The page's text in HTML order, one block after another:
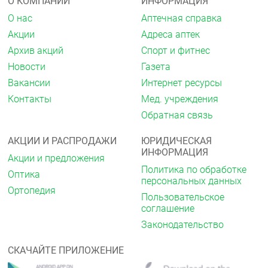
Применение при беременности и в период
грудного вскармливания
Применение при беременности
Блокаторы рецепторов
ангиотензина II
Применение блокаторов ангиотензина II во время
беременности противопоказано. Пациенткам,
планирующим беременность, следует перейти на
альтернативные варианты гипотензивной терапии
с установленным профилем безопасности. В
случае диагностики беременности во время
лечения терапию препаратом ЛОЗАП® ПЛЮС
следует немедленно прекратить и начать
альтернативное лечение.
Известно, что лечение БРА во время второго и
третьего триместров приводит к
функции почек, маловодие, задержка оссификации
О нас
Акции
Архив акций
Новости
Вакансии
Контакты
Аптечная справка
Адреса аптек
Спорт и фитнес
Газета
Интернет ресурсы
Мед. учреждения
Обратная связь
АКЦИИ И РАСПРОДАЖИ
Акции и предложения
Оптика
Ортопедия
ЮРИДИЧЕСКАЯ
ИНФОРМАЦИЯ
Политика по обработке
персональных данных
Пользовательское
соглашение
Законодательство
СКАЧАЙТЕ ПРИЛОЖЕНИЕ